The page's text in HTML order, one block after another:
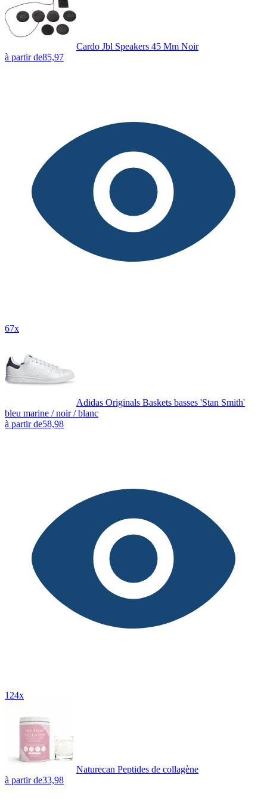
Cardo Jbl Speakers 45 Mm Noir
à partir de85,97
67x
Adidas Originals Baskets basses 'Stan Smith'
bleu marine / noir / blanc
à partir de58,98
124x
Naturecan Peptides de collagène
à partir de33,98